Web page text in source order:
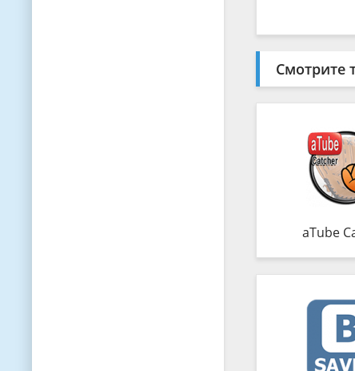
Смотрите
aTube